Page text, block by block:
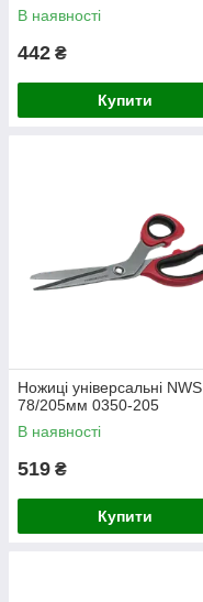
В наявності
442 ₴
Купити
Ножиці універсальні NWS
78/205мм 0350-205
В наявності
519 ₴
Купити